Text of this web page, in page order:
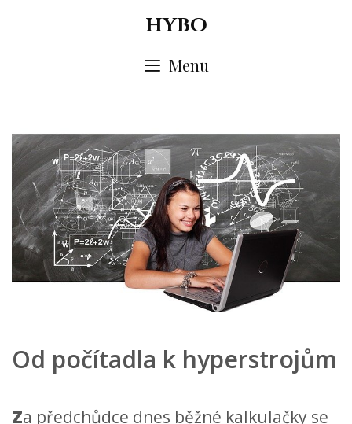
HYBO
Menu
Od počítadla k hyperstrojům
Za předchůdce dnes běžné kalkulačky se